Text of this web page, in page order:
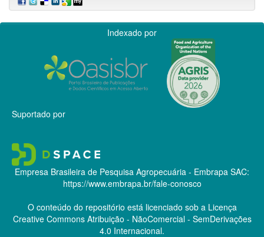
Indexado por
Suportado por
Empresa Brasileira de Pesquisa Agropecuária - Embrapa SAC:
https://www.embrapa.br/fale-conosco
O conteúdo do repositório está licenciado sob a Licença
Creative CommonsAtribuição - NãoComercial - SemDerivações
4.0 Internacional.